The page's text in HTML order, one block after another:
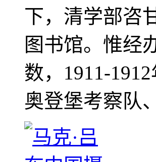
下，清学部咨
图书馆。惟经
数，1911-
奥登堡考察队